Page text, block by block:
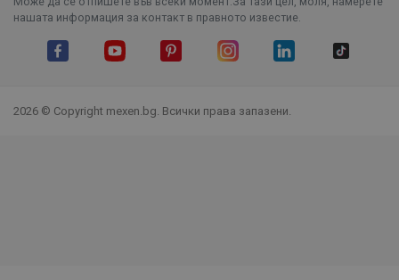
нашата информация за контакт в правното известие.
2026 © Copyright mexen.bg. Всички права запазени.